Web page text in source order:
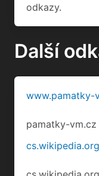
odkazy.
Další
www.pamatky-
pamatky-vm.cz
cs.wikipedia.org